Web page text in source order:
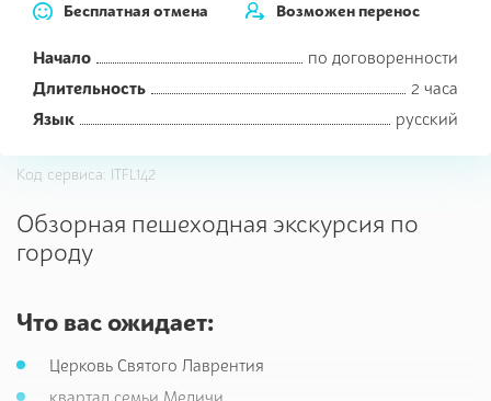
Бесплатная отмена Возможен перенос
Начало
по договоренности
Длительность
2 часа
Язык
русский
Код сервиса: ITFL142
Обзорная пешеходная экскурсия по
городу
Что вас ожидает:
Церковь Святого Лаврентия
квартал семьи Медичи